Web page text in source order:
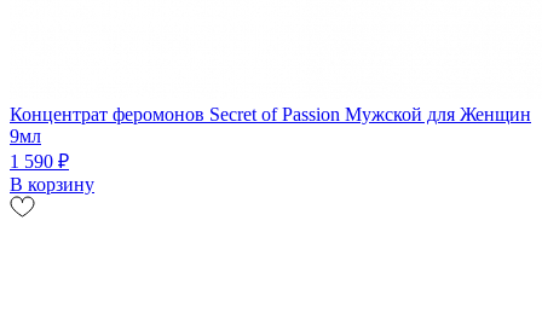
Концентрат феромонов Secret of Passion Мужской для Женщин
9мл
1 590 ₽
В корзину